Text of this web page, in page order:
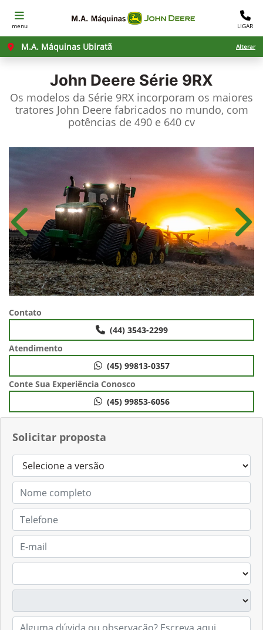
menu LIGAR
M.A. Máquinas Ubiratã Alterar
John Deere Série 9RX
Os modelos da Série 9RX incorporam os maiores
tratores John Deere fabricados no mundo, com
potências de 490 e 640 cv
Solicitar proposta
Anterior
Contato
(44) 3543-2299
Atendimento
(45) 99813-0357
Conte Sua Experiência Conosco
(45) 99853-6056